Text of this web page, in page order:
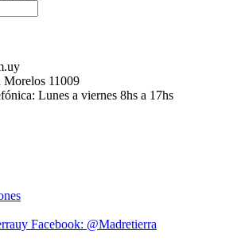
Morelos 11009
Lunes a viernes 8hs a 17hs
Facebook: @Madretierra